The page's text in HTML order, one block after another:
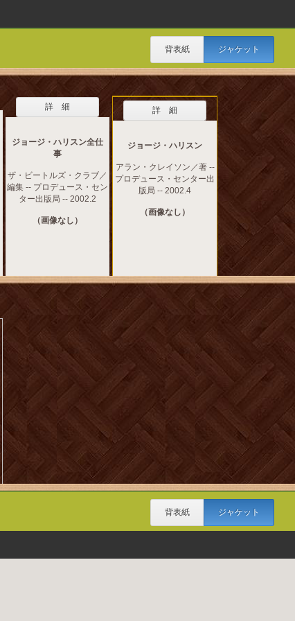
背表紙 ジャケット
詳 細
ジョージ・ハリスン全仕
事
ザ・ビートルズ・クラブ／
編集 -- プロデュース・セン
ター出版局 -- 2002.2
（画像なし）
詳 細
ジョージ・ハリスン
アラン・クレイソン／著 --
プロデュース・センター出
版局 -- 2002.4
（画像なし）
背表紙 ジャケット